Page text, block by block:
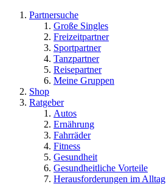
Partnersuche
Große Singles
Freizeitpartner
Sportpartner
Tanzpartner
Reisepartner
Meine Gruppen
Shop
Ratgeber
Autos
Ernährung
Fahrräder
Fitness
Gesundheit
Gesundheitliche Vorteile
Herausforderungen im Alltag